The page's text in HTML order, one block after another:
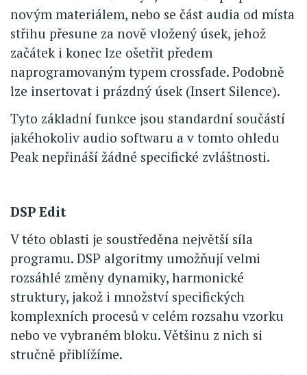
novým materiálem, nebo se část audia od místa
střihu přesune za nově vložený úsek, jehož
začátek i konec lze ošetřit předem
naprogramovaným typem crossfade. Podobně
lze insertovat i prázdný úsek (Insert Silence).
Tyto základní funkce jsou standardní součástí
jakéhokoliv audio softwaru a v tomto ohledu
Peak nepřináší žádné specifické zvláštnosti.
DSP Edit
V této oblasti je soustředěna největší síla
programu. DSP algoritmy umožňují velmi
rozsáhlé změny dynamiky, harmonické
struktury, jakož i množství specifických
komplexních procesů v celém rozsahu vzorku
nebo ve vybraném bloku. Většinu z nich si
stručně přiblížíme.